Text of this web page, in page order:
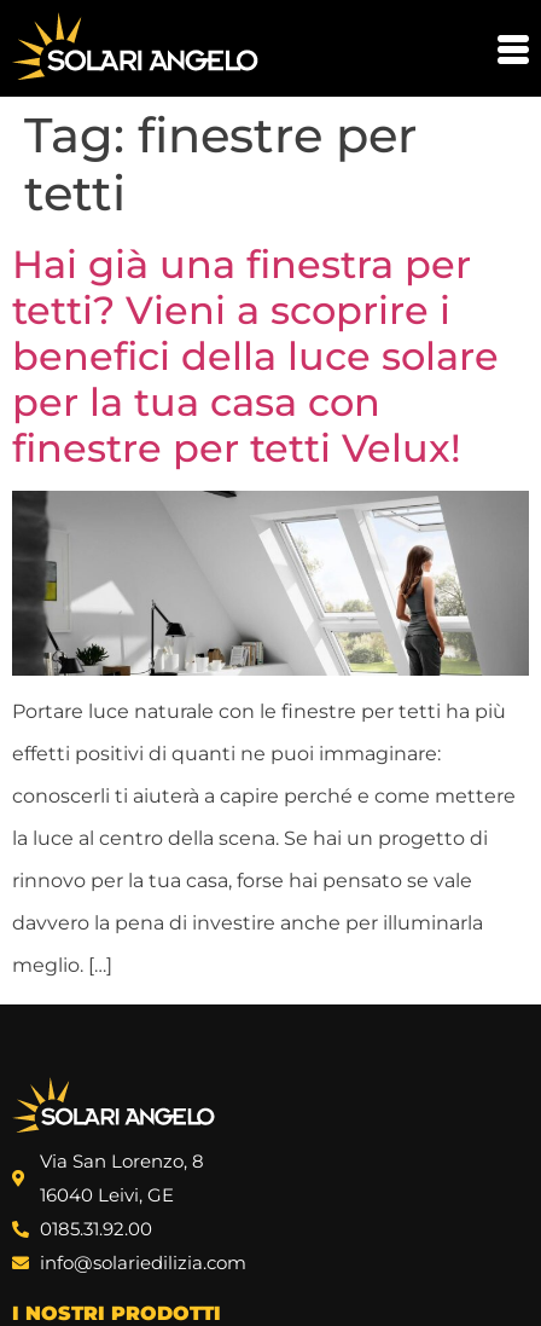
Tag: finestre per
tetti
Hai già una finestra per
tetti? Vieni a scoprire i
benefici della luce solare
per la tua casa con
finestre per tetti Velux!
Portare luce naturale con le finestre per tetti ha più
effetti positivi di quanti ne puoi immaginare:
conoscerli ti aiuterà a capire perché e come mettere
la luce al centro della scena. Se hai un progetto di
rinnovo per la tua casa, forse hai pensato se vale
davvero la pena di investire anche per illuminarla
meglio. […]
Via San Lorenzo, 8
16040 Leivi, GE
0185.31.92.00
info@solariedilizia.com
I NOSTRI PRODOTTI